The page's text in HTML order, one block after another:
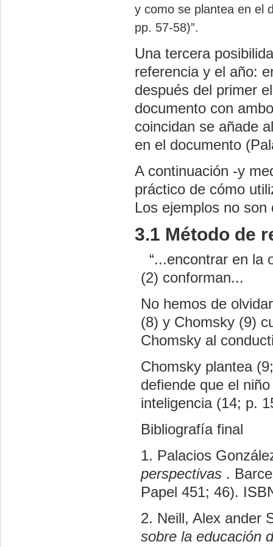
y como se plantea en el
pp. 57-58)”.
Una tercera
referencia y el año:
después del primer
documento con
coincidan se añade
en el documento
A continuación -y
práctico de cómo
Los ejemplos no
3.1 Método de
“...encontrar en la
(2) conforman...
No hemos de
(8) y Chomsky (9)
Chomsky al
Chomsky plantea
defiende que el
inteligencia (14; p.
Bibliografía final
1. Palacios
perspectivas .
Papel 451; 46).
2. Neill, Alex ander
sobre la educación